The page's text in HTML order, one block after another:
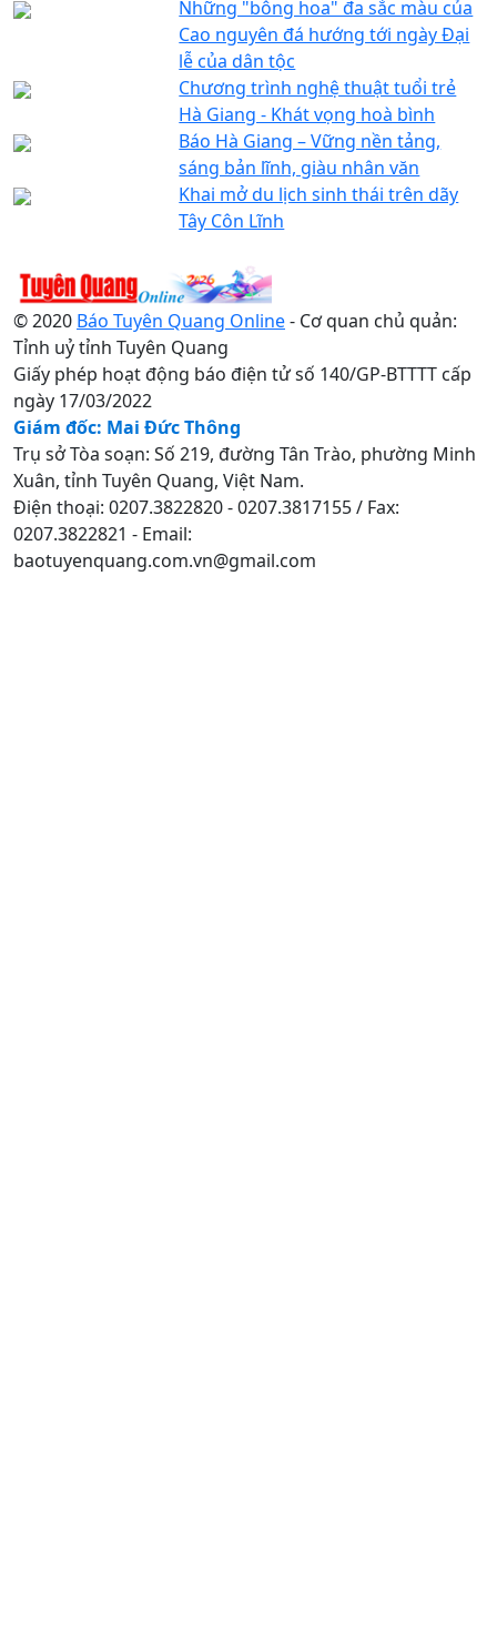
Những "bông hoa" đa sắc màu của
Cao nguyên đá hướng tới ngày Đại
lễ của dân tộc
Chương trình nghệ thuật tuổi trẻ
Hà Giang - Khát vọng hoà bình
Báo Hà Giang – Vững nền tảng,
sáng bản lĩnh, giàu nhân văn
Khai mở du lịch sinh thái trên dãy
Tây Côn Lĩnh
© 2020 Báo Tuyên Quang Online- Cơ quan chủ quản:
Tỉnh uỷ tỉnh Tuyên Quang
Giấy phép hoạt động báo điện tử số 140/GP-BTTTT cấp
ngày 17/03/2022
Giám đốc: Mai Đức Thông
Trụ sở Tòa soạn: Số 219, đường Tân Trào, phường Minh
Xuân, tỉnh Tuyên Quang, Việt Nam.
Điện thoại: 0207.3822820 - 0207.3817155 / Fax:
0207.3822821 - Email:
baotuyenquang.com.vn@gmail.com